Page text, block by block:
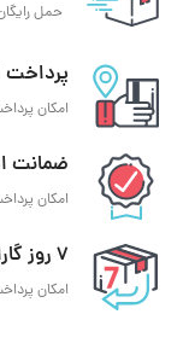
حمل رایگان
پرداخت
امکان
ضمانت
امکان
7 روز گارانتی بازگشت وجه
امکان